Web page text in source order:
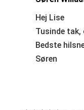
Hej Lise
Tusinde
Bedste
Søren